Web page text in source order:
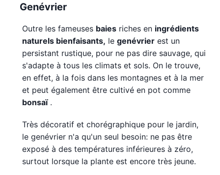
Genévrier
Outre les fameuses baies riches en ingrédients
naturels bienfaisants, le genévrier est un
persistant rustique, pour ne pas dire sauvage, qui
s'adapte à tous les climats et sols. On le trouve,
en effet, à la fois dans les montagnes et à la mer
et peut également être cultivé en pot comme
bonsaï.
Très décoratif et chorégraphique pour le jardin,
le genévrier n'a qu'un seul besoin: ne pas être
exposé à des températures inférieures à zéro,
surtout lorsque la plante est encore très jeune.